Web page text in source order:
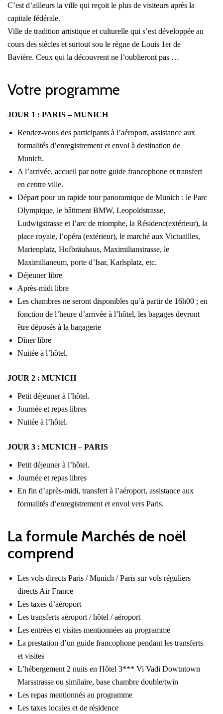
C’est d’ailleurs la ville qui reçoit le plus de visiteurs après la
capitale fédérale.
Ville de tradition artistique et culturelle qui s’est développée au
cours des siècles et surtout sou le règne de Louis 1er de
Bavière. Ceux qui la découvrent ne l’oublieront pas …
Votre programme
JOUR 1 : PARIS – MUNICH
Rendez-vous des participants à l’aéroport, assistance aux
formalités d’enregistrement et envol à destination de
Munich.
A l’arrivée, accueil par notre guide francophone et transfert
en centre ville.
Départ pour un rapide tour panoramique de Munich : le Parc
Olympique, le bâtiment BMW, Leopoldstrasse,
Ludwigstrasse et l’arc de triomphe, la Résidenc(extérieur), la
place royale, l’opéra (extérieur), le marché aux Victuailles,
Marienplatz, Hofbräuhaus, Maximilianstrasse, le
Maximilianeum, porte d’Isar, Karlsplatz, etc.
Déjeuner libre
Après-midi libre
Les chambres ne seront disponibles qu’à partir de 16h00 ; en
fonction de l’heure d’arrivée à l’hôtel, les bagages devront
être déposés à la bagagerie
Dîner libre
Nuitée à l’hôtel.
JOUR 2 : MUNICH
Petit déjeuner à l’hôtel.
Journée et repas libres
Nuitée à l’hôtel.
JOUR 3 : MUNICH – PARIS
Petit déjeuner à l’hôtel.
Journée et repas libres
En fin d’après-midi, transfert à l’aéroport, assistance aux
formalités d’enregistrement et envol vers Paris.
La formule Marchés de noël
comprend
Les vols directs Paris / Munich / Paris sur vols réguliers
directs Air France
Les taxes d’aéroport
Les transferts aéroport / hôtel / aéroport
Les entrées et visites mentionnées au programme
La prestation d’un guide francophone pendant les transferts
et visites
L’hébergement 2 nuits en Hôtel 3*** Vi Vadi Dowtntown
Marsstrasse ou similaire, base chambre double/twin
Les repas mentionnés au programme
Les taxes locales et de résidence